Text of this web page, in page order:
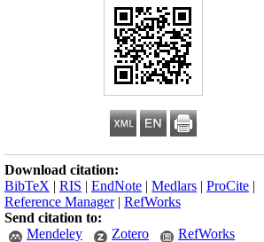
Download citation:
BibTeX | RIS | EndNote | Medlars | ProCite |
Reference Manager| RefWorks
Send citation to:
Mendeley
Zotero RefWorks